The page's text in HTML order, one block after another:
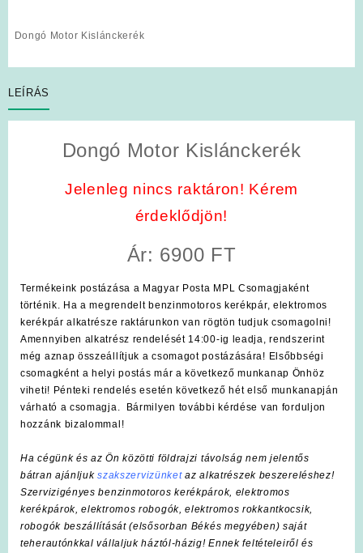
Dongó Motor Kislánckerék
LEÍRÁS
Dongó Motor Kislánckerék
Jelenleg nincs raktáron! Kérem
érdeklődjön!
Ár: 6900 FT
Termékeink postázása a Magyar Posta MPL Csomagjaként
történik. Ha a megrendelt benzinmotoros kerékpár, elektromos
kerékpár alkatrésze raktárunkon van rögtön tudjuk csomagolni!
Amennyiben alkatrész rendelését 14:00-ig leadja, rendszerint
még aznap összeállítjuk a csomagot postázására! Elsőbbségi
csomagként a helyi postás már a következő munkanap Önhöz
viheti! Pénteki rendelés esetén következő hét első munkanapján
várható a csomagja. Bármilyen további kérdése van forduljon
hozzánk bizalommal!
Ha cégünk és az Ön közötti földrajzi távolság nem jelentős
bátran ajánljukszakszervizünket az alkatrészek beszereléshez!
Szervizigényes benzinmotoros kerékpárok, elektromos
kerékpárok, elektromos robogók, elektromos rokkantkocsik,
robogók beszállítását (elsősorban Békés megyében) saját
teherautónkkal vállaljuk háztól-házig! Ennek feltételeiről és